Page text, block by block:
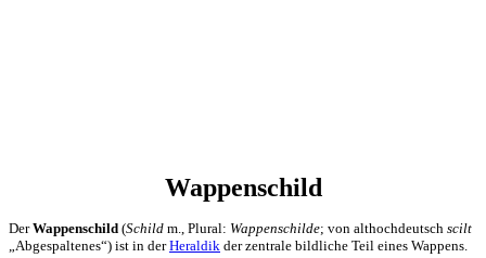
Wappenschild
DerWappenschild (Schild m., Plural: Wappenschilde; von althochdeutsch scilt
„Abgespaltenes“) ist in derHeraldik der zentrale bildliche Teil eines Wappens.